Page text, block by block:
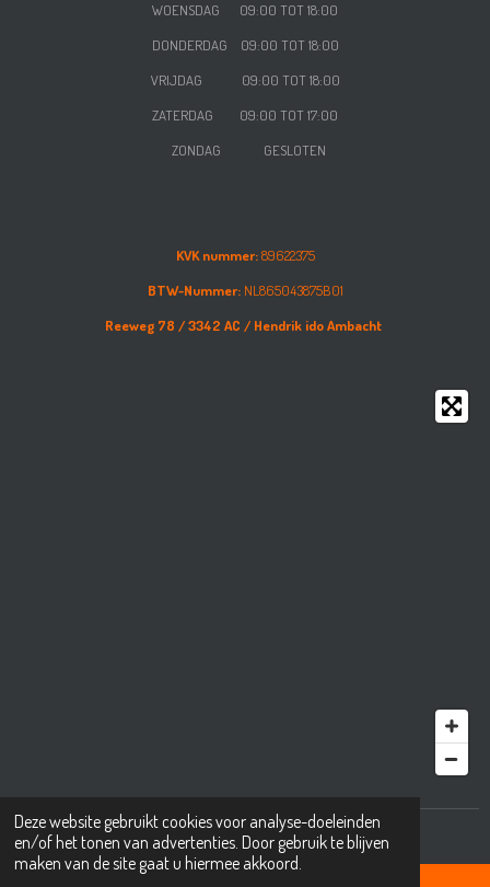
Deze website gebruikt cookies voor analyse-doeleinden
en/of het tonen van advertenties. Door gebruik te blijven
maken van de site gaat u hiermee akkoord.
WOENSDAG 09:00 TOT 18:00
DONDERDAG 09:00 TOT 18:00
VRIJDAG
09:00 TOT 18:00
ZATERDAG 09:00 TOT 17:00
ZONDAG GESLOTEN
KVK nummer:89622375
BTW-Nummer:NL865043875B01
Reeweg 78 /3342 AC / Hendrik ido Ambacht
© 2001 - 2025 mkbıkes.nl